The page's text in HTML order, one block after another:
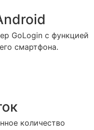
GoLogin с функцией
смартфона.
количество